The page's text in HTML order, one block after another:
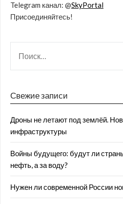
Telegram канал: @SkyPortal
Присоединяйтесь!
Свежие записи
Дроны не летают под землёй.
инфраструктуры
Войны будущего: будут ли
нефть, а за воду?
Нужен ли современной России